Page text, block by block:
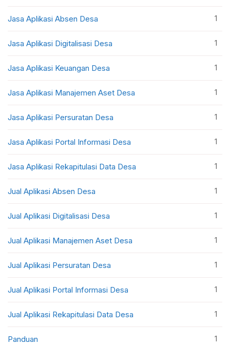
Jasa Aplikasi Absen Desa 1
Jasa Aplikasi Digitalisasi Desa 1
Jasa Aplikasi Keuangan Desa 1
Jasa Aplikasi Manajemen Aset Desa 1
Jasa Aplikasi Persuratan Desa 1
Jasa Aplikasi Portal Informasi Desa 1
Jasa Aplikasi Rekapitulasi Data Desa 1
Jual Aplikasi Absen Desa 1
Jual Aplikasi Digitalisasi Desa 1
Jual Aplikasi Manajemen Aset Desa 1
Jual Aplikasi Persuratan Desa 1
Jual Aplikasi Portal Informasi Desa 1
Jual Aplikasi Rekapitulasi Data Desa 1
Panduan 1